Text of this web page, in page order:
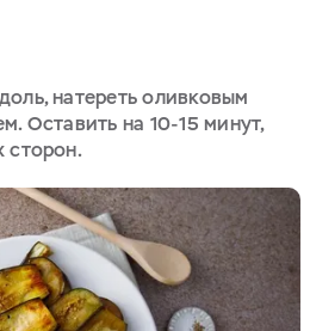
натереть оливковым
Оставить на 10-15 минут,
сторон.